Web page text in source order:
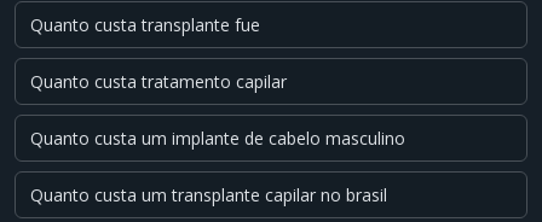
Quanto custa transplante fue
Quanto custa tratamento capilar
Quanto custa um implante de cabelo masculino
Quanto custa um transplante capilar no brasil